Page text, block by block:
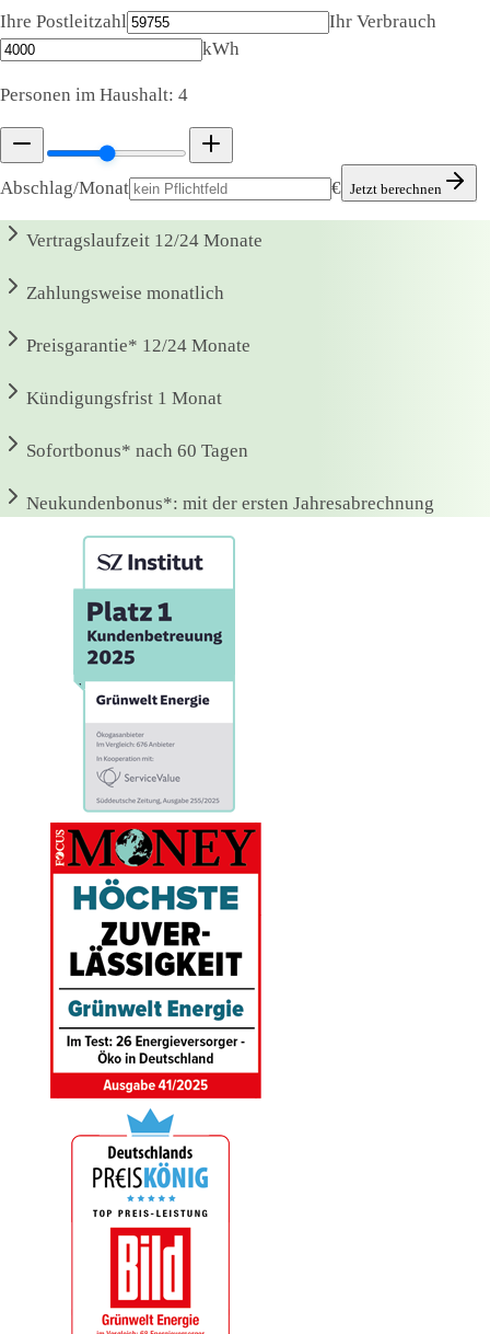
Ihre Postleitzahl
Ihr Verbrauch
kWh
Personen im Haushalt: 4
Abschlag/Monat € Jetzt berechnen
Vertragslaufzeit 12/24 Monate
Zahlungsweise monatlich
Preisgarantie* 12/24 Monate
Kündigungsfrist 1 Monat
Sofortbonus* nach 60 Tagen
Neukundenbonus*: mit der ersten Jahresabrechnung